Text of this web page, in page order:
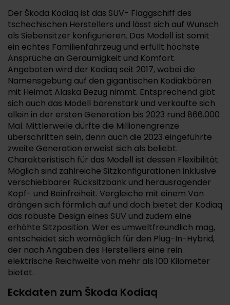
Der Škoda Kodiaq ist das SUV- Flaggschiff des
tschechischen Herstellers und lässt sich auf Wunsch
als Siebensitzer konfigurieren. Das Modell ist somit
ein echtes Familienfahrzeug und erfüllt höchste
Ansprüche an Geräumigkeit und Komfort.
Angeboten wird der Kodiaq seit 2017, wobei die
Namensgebung auf den gigantischen Kodiakbären
mit Heimat Alaska Bezug nimmt. Entsprechend gibt
sich auch das Modell bärenstark und verkaufte sich
allein in der ersten Generation bis 2023 rund 866.000
Mal. Mittlerweile dürfte die Millionengrenze
überschritten sein, denn auch die 2023 eingeführte
zweite Generation erweist sich als beliebt.
Charakteristisch für das Modell ist dessen Flexibilität.
Möglich sind zahlreiche Sitzkonfigurationen inklusive
verschiebbarer Rücksitzbank und herausragender
Kopf- und Beinfreiheit. Vergleiche mit einem Van
drängen sich förmlich auf und doch bietet der Kodiaq
das robuste Design eines SUV und zudem eine
erhöhte Sitzposition. Wer es umweltfreundlich mag,
entscheidet sich womöglich für den Plug-In-Hybrid,
der nach Angaben des Herstellers eine rein
elektrische Reichweite von mehr als 100 Kilometer
bietet.
Eckdaten zum Škoda Kodiaq